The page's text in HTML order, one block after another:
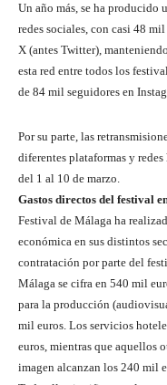
Un año más, se ha producido
redes sociales, con casi 48
X (antes Twitter),
esta red entre todos los
de 84 mil seguidores en
Por su parte, las
diferentes plataformas y
del 1 al 10 de marzo.
Gastos directos del festival
Festival de Málaga ha
económica en sus distintos
contratación por parte del
Málaga se cifra en 540 mil
para la producción
mil euros. Los servicios
euros, mientras que aquellos
imagen alcanzan los 240 mil